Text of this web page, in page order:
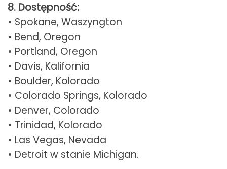
8. Dostępność:
• Spokane, Waszyngton
• Bend, Oregon
• Portland, Oregon
• Davis, Kalifornia
• Boulder, Kolorado
• Colorado Springs, Kolorado
• Denver, Colorado
• Trinidad, Kolorado
• Las Vegas, Nevada
• Detroit w stanie Michigan.